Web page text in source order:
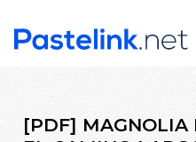
[PDF] MAGNOLIA